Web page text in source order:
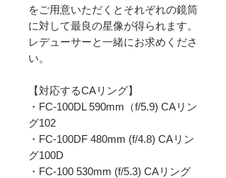
をご用意いただくとそれぞれの鏡筒
に対して最良の星像が得られます。
レデューサーと一緒にお求めくださ
い。
【対応するCAリング】
・FC-100DL 590mm（f/5.9) CAリン
グ102
・FC-100DF 480mm (f/4.8) CAリン
グ100D
・FC-100 530mm (f/5.3) CAリング